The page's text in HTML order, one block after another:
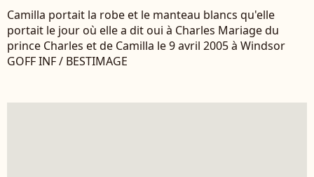
Camilla portait la robe et le manteau blancs qu'elle
portait le jour où elle a dit oui à Charles Mariage du
prince Charles et de Camilla le 9 avril 2005 à Windsor
GOFF INF / BESTIMAGE